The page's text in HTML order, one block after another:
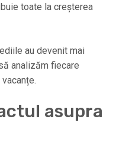
toate la creșterea
au devenit mai
analizăm fiecare
asupra